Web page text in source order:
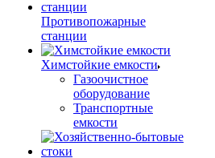
Противопожарные
станции
Химстойкие емкости
Газоочистное
оборудование
Транспортные
емкости